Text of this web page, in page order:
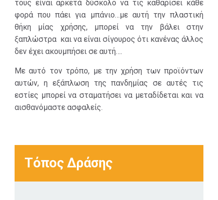
βάλει στην
ξαπλώστρα και
να είναι
σίγουρος ότι
κανένας άλλος
δεν έχει
ακουμπήσει σε
αυτή….
τους είναι αρκετά δύσκολο να τις καθαρίσει κάθε
φορά που πάει για μπάνιο…με αυτή την πλαστική
θήκη μίας χρήσης, μπορεί να την βάλει στην
ξαπλώστρα και να είναι σίγουρος ότι κανένας άλλος
δεν έχει ακουμπήσει σε αυτή….
Με αυτό τον τρόπο, με την χρήση των προϊόντων
αυτών, η εξάπλωση της πανδημίας σε αυτές τις
εστίες μπορεί να σταματήσει να μεταδίδεται και να
αισθανόμαστε ασφαλείς.
Τόπος Δράσης